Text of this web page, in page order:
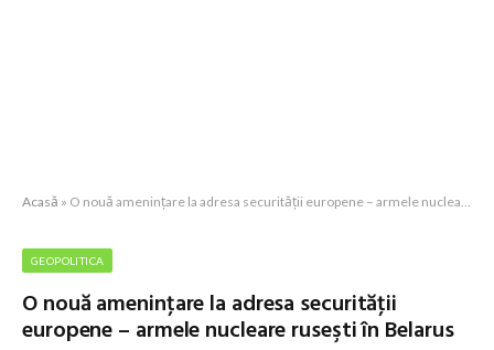
Acasă » O nouă ameninţare la adresa securităţii europene – armele nucleare ruseşti în Belarus
GEOPOLITICA
O nouă ameninţare la adresa securităţii
europene – armele nucleare ruseşti în Belarus